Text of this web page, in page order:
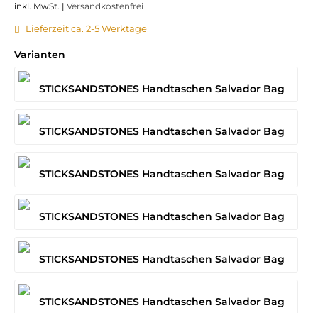
inkl. MwSt. | Versandkostenfrei
Lieferzeit ca. 2-5 Werktage
Varianten